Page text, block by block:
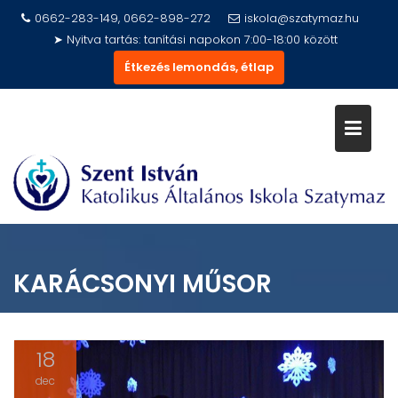
0662-283-149, 0662-898-272
iskola@szatymaz.hu
➤ Nyitva tartás: tanítási napokon 7:00-18:00 között
Étkezés lemondás, étlap
KARÁCSONYI MŰSOR
18
dec